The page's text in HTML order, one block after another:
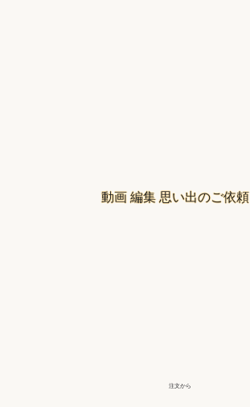
動画 編集 思い出のご依頼
注文から